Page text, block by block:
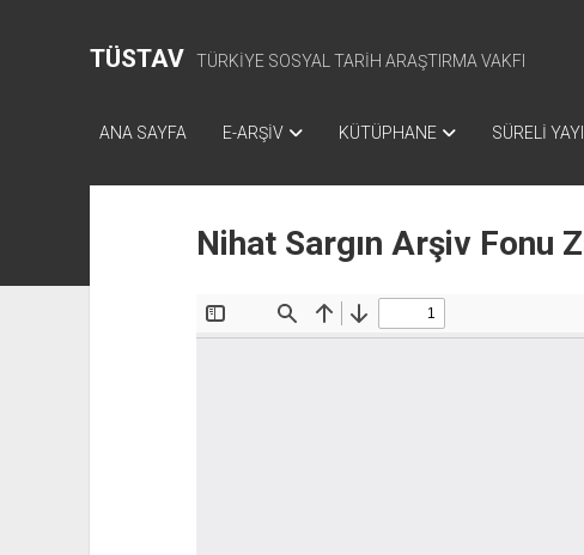
TÜSTAV TÜRKİYE SOSYAL TARİH ARAŞTIRMA VAKFI
ANA SAYFA E-ARŞİV KÜTÜPHANE SÜRELİ
Nihat Sargın Arşiv Fonu